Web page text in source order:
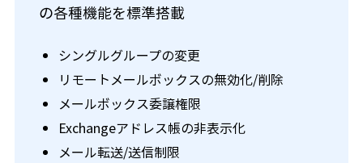
の各種機能を標準搭載
シングルグループの変更
リモートメールボックスの無効化/削除
メールボックス委譲権限
Exchangeアドレス帳の非表示化
メール転送/送信制限